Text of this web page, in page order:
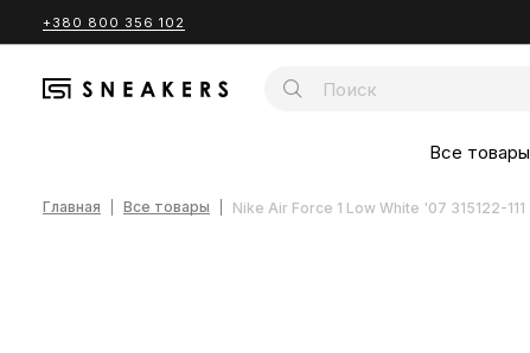
+380 800 356 102
Все товары
Главная Все товары Nike Air Force 1 Low White '07 315122-111